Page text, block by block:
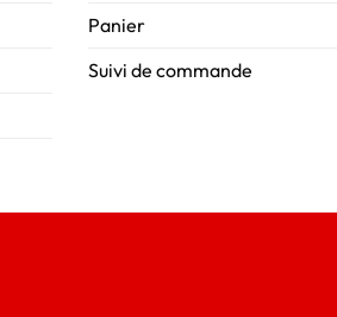
Panier
Suivi de commande